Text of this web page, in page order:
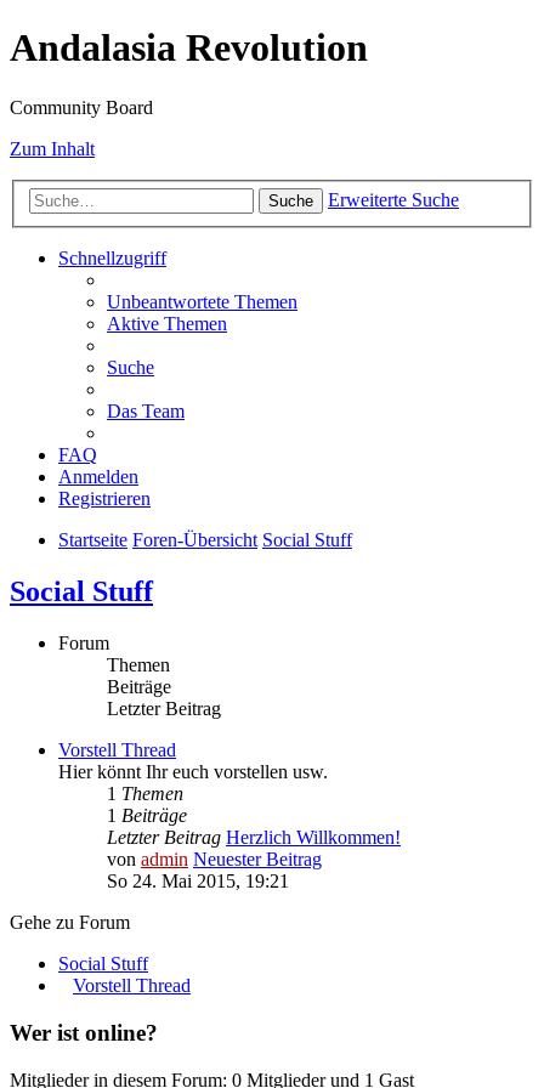
Andalasia Revolution
Community Board
Zum Inhalt
Suche Erweiterte Suche
Schnellzugriff
Unbeantwortete Themen
Aktive Themen
Suche
Das Team
FAQ
Anmelden
Registrieren
Startseite Foren-Übersicht Social Stuff
Social Stuff
Forum
Themen
Beiträge
Letzter Beitrag
Vorstell Thread
Hier könnt Ihr euch vorstellen usw.
1 Themen
1 Beiträge
Letzter Beitrag Herzlich Willkommen!
von admin Neuester Beitrag
So 24. Mai 2015, 19:21
Gehe zu Forum
Social Stuff
Vorstell Thread
Wer ist online?
Mitglieder in diesem Forum: 0 Mitglieder und 1 Gast